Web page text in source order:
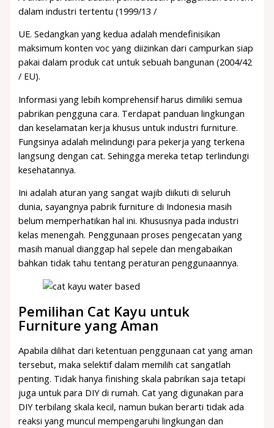
dalam industri tertentu (1999/13 /
UE. Sedangkan yang kedua adalah mendefinisikan
maksimum konten voc yang diizinkan dari campurkan siap
pakai dalam produk cat untuk sebuah bangunan (2004/42
/ EU).
Informasi yang lebih komprehensif harus dimiliki semua
pabrikan pengguna cara. Terdapat panduan lingkungan
dan keselamatan kerja khusus untuk industri furniture.
Fungsinya adalah melindungi para pekerja yang terkena
langsung dengan cat. Sehingga mereka tetap terlindungi
kesehatannya.
Ini adalah aturan yang sangat wajib diikuti di seluruh
dunia, sayangnya pabrik furniture di Indonesia masih
belum memperhatikan hal ini. Khususnya pada industri
kelas menengah. Penggunaan proses pengecatan yang
masih manual dianggap hal sepele dan mengabaikan
bahkan tidak tahu tentang peraturan penggunaannya.
Pemilihan Cat Kayu untuk
Furniture yang Aman
Apabila dilihat dari ketentuan penggunaan cat yang aman
tersebut, maka selektif dalam memilih cat sangatlah
penting. Tidak hanya finishing skala pabrikan saja tetapi
juga untuk para DIY di rumah. Cat yang digunakan para
DIY terbilang skala kecil, namun bukan berarti tidak ada
reaksi yang muncul mempengaruhi lingkungan dan